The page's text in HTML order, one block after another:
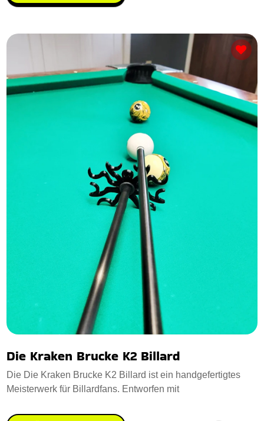
Die Kraken Brucke K2 Billard
Die Die Kraken Brucke K2 Billard ist ein handgefertigtes
Meisterwerk für Billardfans. Entworfen mit